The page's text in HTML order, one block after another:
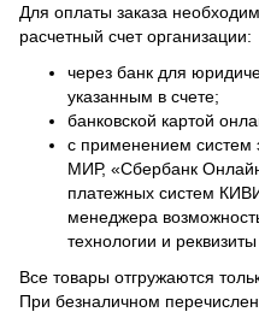
Для оплаты заказа
расчетный счет организации:
через банк для
указанным в счете;
банковской картой
с применением систем
МИР, «Сбербанк
платежных систем
менеджера
технологии и
Все товары отгружаются
При безналичном